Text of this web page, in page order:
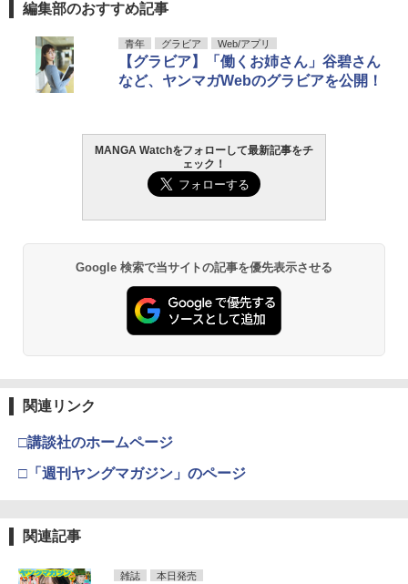
編集部のおすすめ記事
青年 グラビア Web/アプリ
【グラビア】「働くお姉さん」谷碧さん
など、ヤンマガWebのグラビアを公開！
MANGA Watchをフォローして最新記事をチ
ェック！
Google 検索で当サイトの記事を優先表示させる
関連リンク
□講談社のホームページ
□「週刊ヤングマガジン」のページ
関連記事
雑誌 本日発売